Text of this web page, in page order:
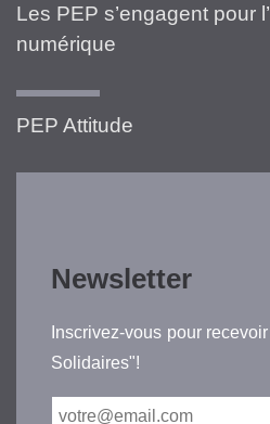
Les PEP s’engagent pour
numérique
PEP Attitude
Newsletter
Inscrivez-vous pour
Solidaires"!